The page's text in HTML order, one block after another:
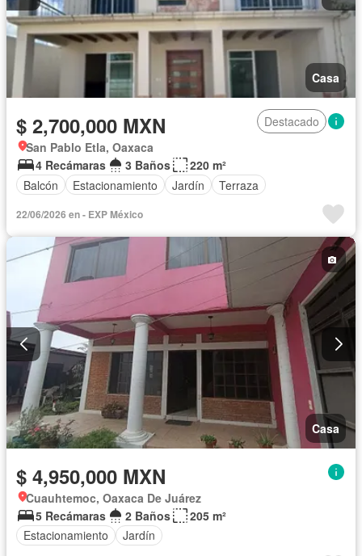
Casa
$ 2,700,000 MXN
Destacado
San Pablo Etla, Oaxaca
4 Recámaras
3 Baños
220 m²
Balcón
Estacionamiento Jardín Terraza
22/06/2026 en - EXP México
Casa
$ 4,950,000 MXN
Cuauhtemoc, Oaxaca De Juárez
5 Recámaras
2 Baños
205 m²
Estacionamiento
Jardín